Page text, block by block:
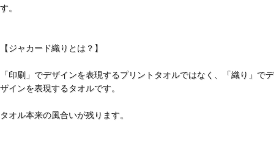
す。
【ジャカード織りとは？】
「印刷」でデザインを表現するプリントタオルではなく、「織り」でデ
ザインを表現するタオルです。
タオル本来の風合いが残ります。